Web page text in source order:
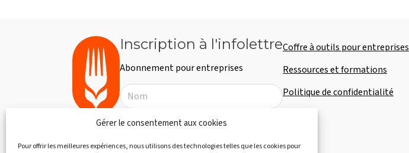
Gérer le consentement aux cookies
Pour offrir les meilleures expériences, nous utilisons des technologies telles que les cookies pour
Inscription à l'infolettre
Abonnement pour entreprises
Coffre à outils pour entreprises
Ressources et formations
Politique de confidentialité